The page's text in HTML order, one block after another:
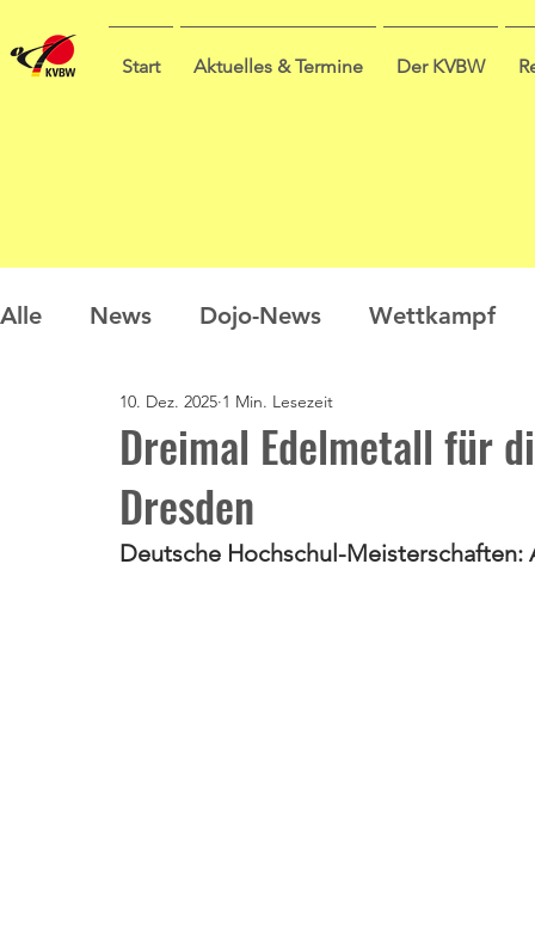
Start Aktuelles & Termine Der KVBW
Alle News Dojo-News Wettkampf
Nachwuchs Prüfungen
Sommercamp Umfrage
Dreimal Edelmetall für
Dresden
10. Dez. 2025 1 Min. Lesezeit
Deutsche Hochschul-